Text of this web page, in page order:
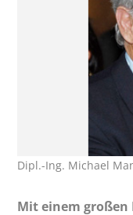
Dipl.-Ing. Michael
Mit einem großen